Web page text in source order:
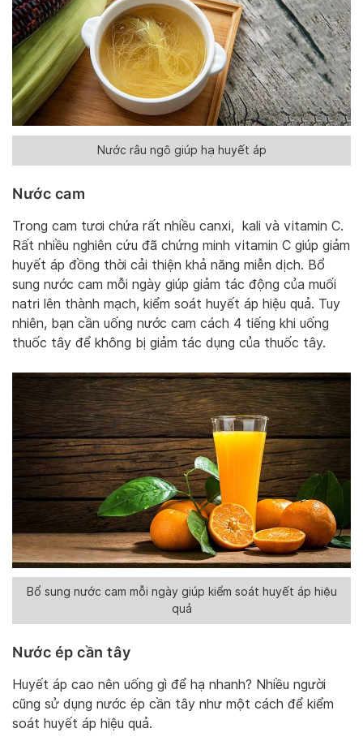
Nước râu ngô giúp hạ huyết áp
Nước cam
Trong cam tươi chứa rất nhiều canxi, kali và vitamin C.
Rất nhiều nghiên cứu đã chứng minh vitamin C giúp giảm
huyết áp đồng thời cải thiện khả năng miễn dịch. Bổ
sung nước cam mỗi ngày giúp giảm tác động của muối
natri lên thành mạch, kiểm soát huyết áp hiệu quả. Tuy
nhiên, bạn cần uống nước cam cách 4 tiếng khi uống
thuốc tây để không bị giảm tác dụng của thuốc tây.
Bổ sung nước cam mỗi ngày giúp kiểm soát huyết áp hiệu
quả
Nước ép cần tây
Huyết áp cao nên uống gì để hạ nhanh? Nhiều người
cũng sử dụng nước ép cần tây như một cách để kiểm
soát huyết áp hiệu quả.